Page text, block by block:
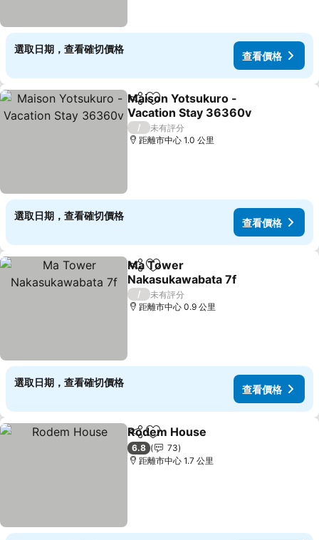
選取日期，查看確切價格
查看價格
分享 放到收藏夾
Maison Yotsukuro -
Vacation Stay 36360v
查看價格
/
未有評分
距離市中心 1.0 公里
選取日期，查看確切價格
查看價格
分享 放到收藏夾
Ma Tower
Nakasukawabata 7f
查看價格
/
未有評分
距離市中心 0.9 公里
選取日期，查看確切價格
查看價格
分享 放到收藏夾
Rodem House
6.8
73
距離市中心 1.7 公里